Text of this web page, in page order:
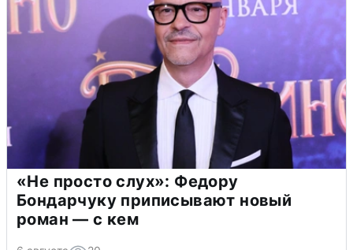
«Не просто слух»: Федору
Бондарчуку приписывают новый
роман — с кем